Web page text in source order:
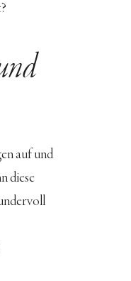
auf und
diese